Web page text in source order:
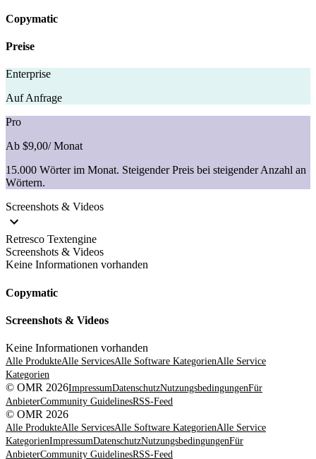
Copymatic
Preise
Enterprise
Auf Anfrage
Pro
Ab $9,00/ Monat
15.000 Wörter im Monat. Steigender Preis bei steigender Anzahl an
Wörtern.
Screenshots & Videos
Retresco Textengine
Screenshots & Videos
Keine Informationen vorhanden
Copymatic
Screenshots & Videos
Keine Informationen vorhanden
Alle ProdukteAlle ServicesAlle Software KategorienAlle Service
Kategorien
© OMR 2026ImpressumDatenschutzNutzungsbedingungenFür
AnbieterCommunity GuidelinesRSS-Feed
© OMR 2026
Alle ProdukteAlle ServicesAlle Software KategorienAlle Service
KategorienImpressumDatenschutzNutzungsbedingungenFür
AnbieterCommunity GuidelinesRSS-Feed